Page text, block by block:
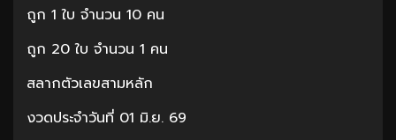
ถูก 1 ใบ จำนวน 10 คน
ถูก 20 ใบ จำนวน 1 คน
สลากตัวเลขสามหลัก
งวดประจำวันที่ 01 มิ.ย. 69